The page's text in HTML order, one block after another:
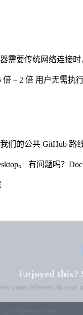
需要传统网络连接
– 2 倍 用户无需
们的公共 GitHub
。 有问题吗？
Enjoyed this?
posts delivered to your